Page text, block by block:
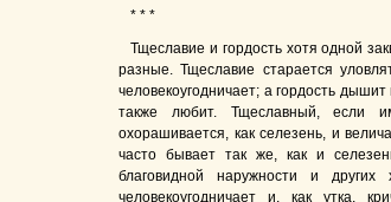
* * *
Тщеславие и гордость хотя одной
разные. Тщеславие старается
человекоугодничает; а гордость
также любит. Тщеславный, если
охорашивается, как селезень, и
часто бывает так же, как и
благовидной наружности и
человекоугодничает и, как утка,